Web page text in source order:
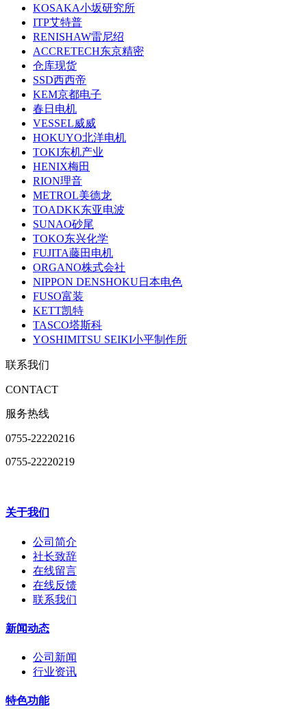
KOSAKA小坂研究所
ITP艾特普
RENISHAW雷尼绍
ACCRETECH东京精密
仓库现货
SSD西西帝
KEM京都电子
春日电机
VESSEL威威
HOKUYO北洋电机
TOKI东机产业
HENIX梅田
RION理音
METROL美德龙
TOADKK东亚电波
SUNAO砂尾
TOKO东兴化学
FUJITA藤田电机
ORGANO株式会社
NIPPON DENSHOKU日本电色
FUSO富装
KETT凯特
TASCO塔斯科
YOSHIMITSU SEIKI小平制作所
联系我们
CONTACT
服务热线
0755-22220216
0755-22220219
关于我们
公司简介
社长致辞
在线留言
在线反馈
联系我们
新闻动态
公司新闻
行业资讯
特色功能